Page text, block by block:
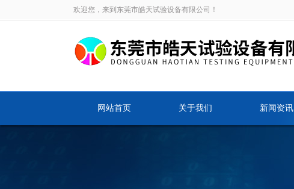
欢迎您，来到东莞市皓天试验设备有限公司！
网站首页 关于我们 新闻资讯